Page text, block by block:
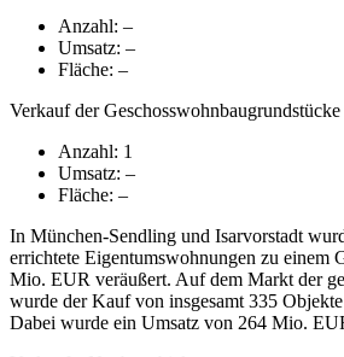
Anzahl: –
Umsatz: –
Fläche: –
Verkauf der Geschosswohnbaugrundstücke
Anzahl: 1
Umsatz: –
Fläche: –
In München-Sendling und Isarvorstadt
errichtete Eigentumswohnungen zu einem
Mio. EUR veräußert. Auf dem Markt der
wurde der Kauf von insgesamt 335
Dabei wurde ein Umsatz von 264 Mio.